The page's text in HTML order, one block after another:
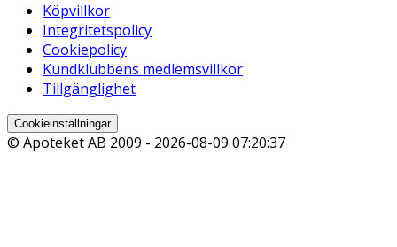
Köpvillkor
Integritetspolicy
Cookiepolicy
Kundklubbens medlemsvillkor
Tillgänglighet
Cookieinställningar
© Apoteket AB 2009 - 2026-08-09 07:20:37